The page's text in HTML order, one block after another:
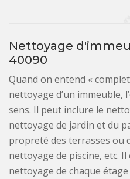
Nettoyage
40090
Quand on entend « complet
nettoyage d’un immeuble,
sens. Il peut inclure le
nettoyage de jardin et du
propreté des terrasses ou
nettoyage de piscine, etc.
nettoyage de chaque